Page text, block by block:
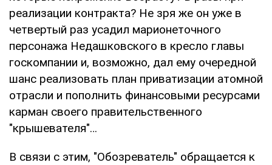
реализации контракта? Не зря же он уже в
четвертый раз усадил марионеточного
персонажа Недашковского в кресло главы
госкомпании и, возможно, дал ему очередной
шанс реализовать план приватизации атомной
отрасли и пополнить финансовыми ресурсами
карман своего правительственного
"крышевателя"…
В связи с этим, "Обозреватель" обращается к